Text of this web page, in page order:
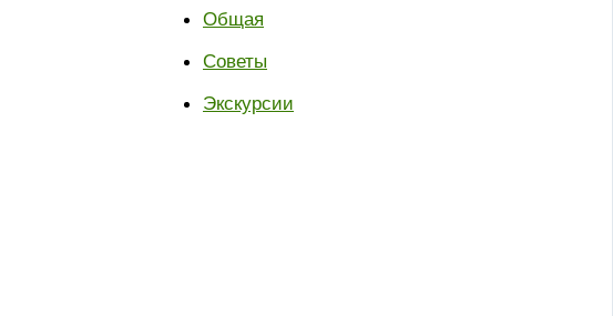
Общая
Советы
Экскурсии